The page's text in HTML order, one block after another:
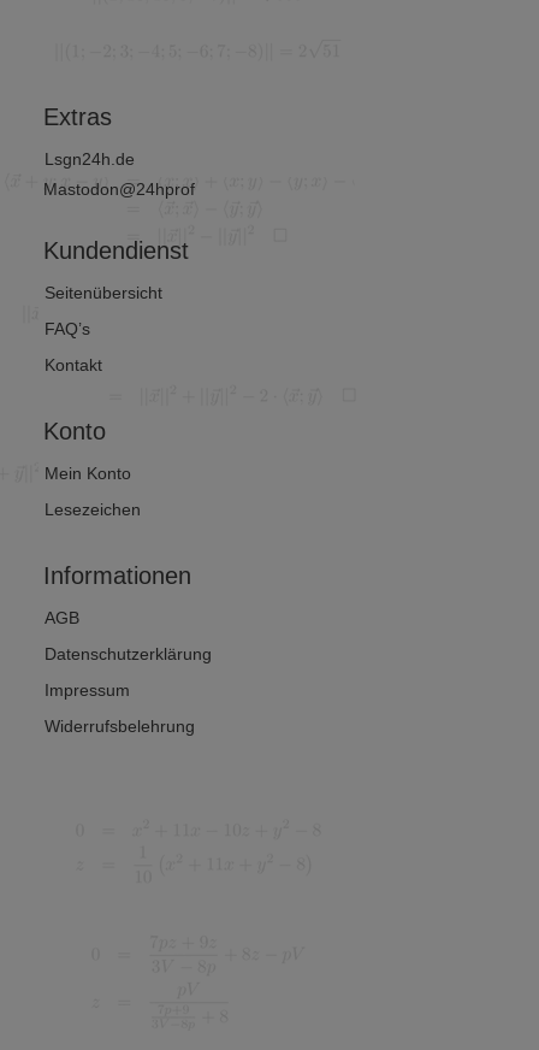
Extras
Lsgn24h.de
Mastodon@24hprof
Kundendienst
Seitenübersicht
FAQ’s
Kontakt
Konto
Mein Konto
Lesezeichen
Informationen
AGB
Datenschutzerklärung
Impressum
Widerrufsbelehrung